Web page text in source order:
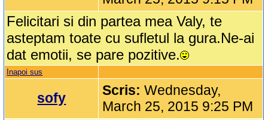
Felicitari si din partea mea Valy, te
asteptam toate cu sufletul la gura.Ne-ai
dat emotii, se pare pozitive.
Inapoi sus
sofy Scris:Wednesday,
March 25, 2015 9:25 PM